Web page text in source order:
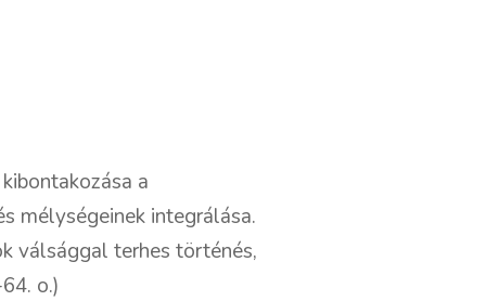
a
mélységeinek integrálása.
válsággal terhes történés,
o.)